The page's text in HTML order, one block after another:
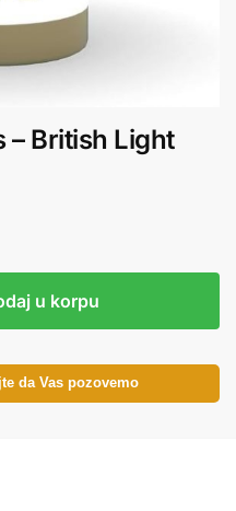
– British Light
u korpu
da Vas pozovemo